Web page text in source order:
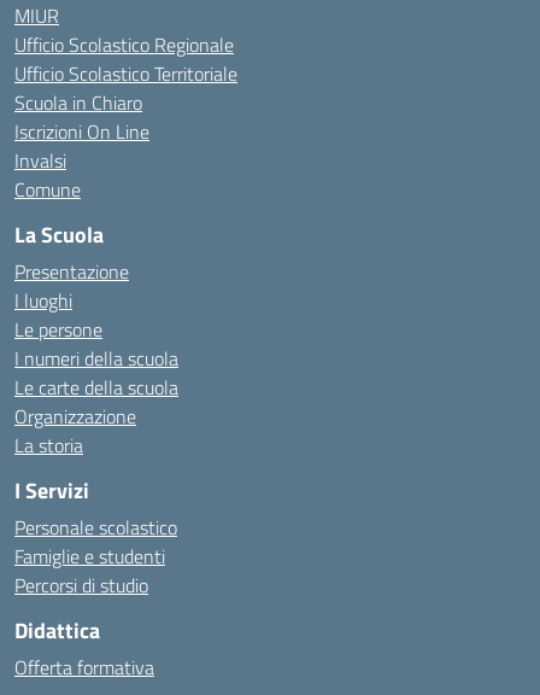
MIUR
Ufficio Scolastico Regionale
Ufficio Scolastico Territoriale
Scuola in Chiaro
Iscrizioni On Line
Invalsi
Comune
La Scuola
Presentazione
I luoghi
Le persone
I numeri della scuola
Le carte della scuola
Organizzazione
La storia
I Servizi
Personale scolastico
Famiglie e studenti
Percorsi di studio
Didattica
Offerta formativa